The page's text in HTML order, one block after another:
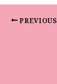
PREVIOUS